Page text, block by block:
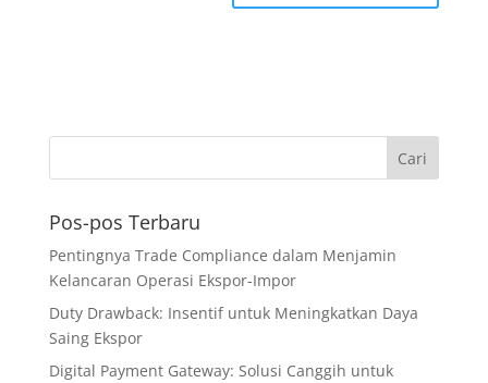
Pos-pos Terbaru
Pentingnya Trade Compliance dalam Menjamin
Kelancaran Operasi Ekspor-Impor
Duty Drawback: Insentif untuk Meningkatkan Daya
Saing Ekspor
Digital Payment Gateway: Solusi Canggih untuk